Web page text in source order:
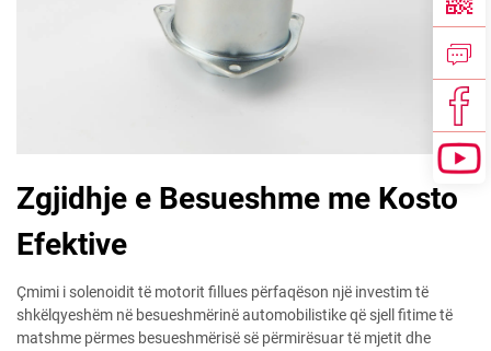
Zgjidhje e Besueshme me Kosto
Efektive
Çmimi i solenoidit të motorit fillues përfaqëson një investim të
shkëlqyeshëm në besueshmërinë automobilistike që sjell fitime të
matshme përmes besueshmërisë së përmirësuar të mjetit dhe